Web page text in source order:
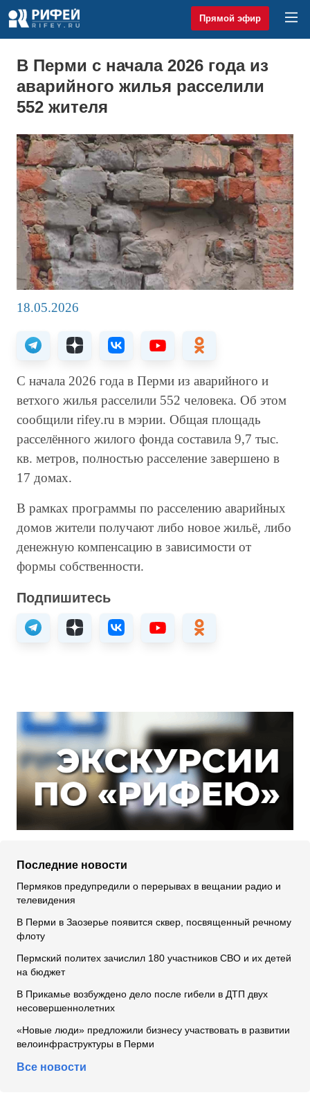
Прямой эфир
В Перми с начала 2026 года из
аварийного жилья расселили
552 жителя
18.05.2026
С начала 2026 года в Перми из аварийного и
ветхого жилья расселили 552 человека. Об этом
сообщили rifey.ru в мэрии. Общая площадь
расселённого жилого фонда составила 9,7 тыс.
кв. метров, полностью расселение завершено в
17 домах.
В рамках программы по расселению аварийных
домов жители получают либо новое жильё, либо
денежную компенсацию в зависимости от
формы собственности.
Подпишитесь
Последние новости
Пермяков предупредили о перерывах в вещании радио и
телевидения
В Перми в Заозерье появится сквер, посвященный речному
флоту
Пермский политех зачислил 180 участников СВО и их детей
на бюджет
В Прикамье возбуждено дело после гибели в ДТП двух
несовершеннолетних
«Новые люди» предложили бизнесу участвовать в развитии
велоинфраструктуры в Перми
Все новости